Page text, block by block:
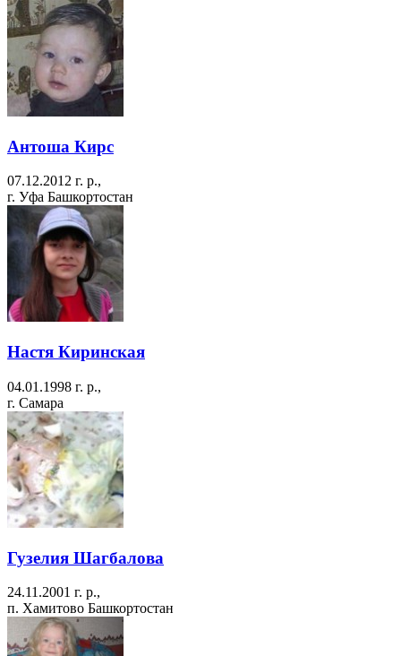
Антоша Кирс
07.12.2012 г. р.,
г. Уфа Башкортостан
Настя Киринская
04.01.1998 г. р.,
г. Самара
Гузелия Шагбалова
24.11.2001 г. р.,
п. Хамитово Башкортостан